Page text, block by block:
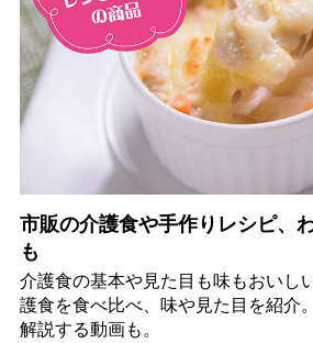
市販の介護食や手作りレシピ、
も
介護食の基本や見た目も味もおいし
護食を食べ比べ、味や見た目を紹介
解説する動画も。